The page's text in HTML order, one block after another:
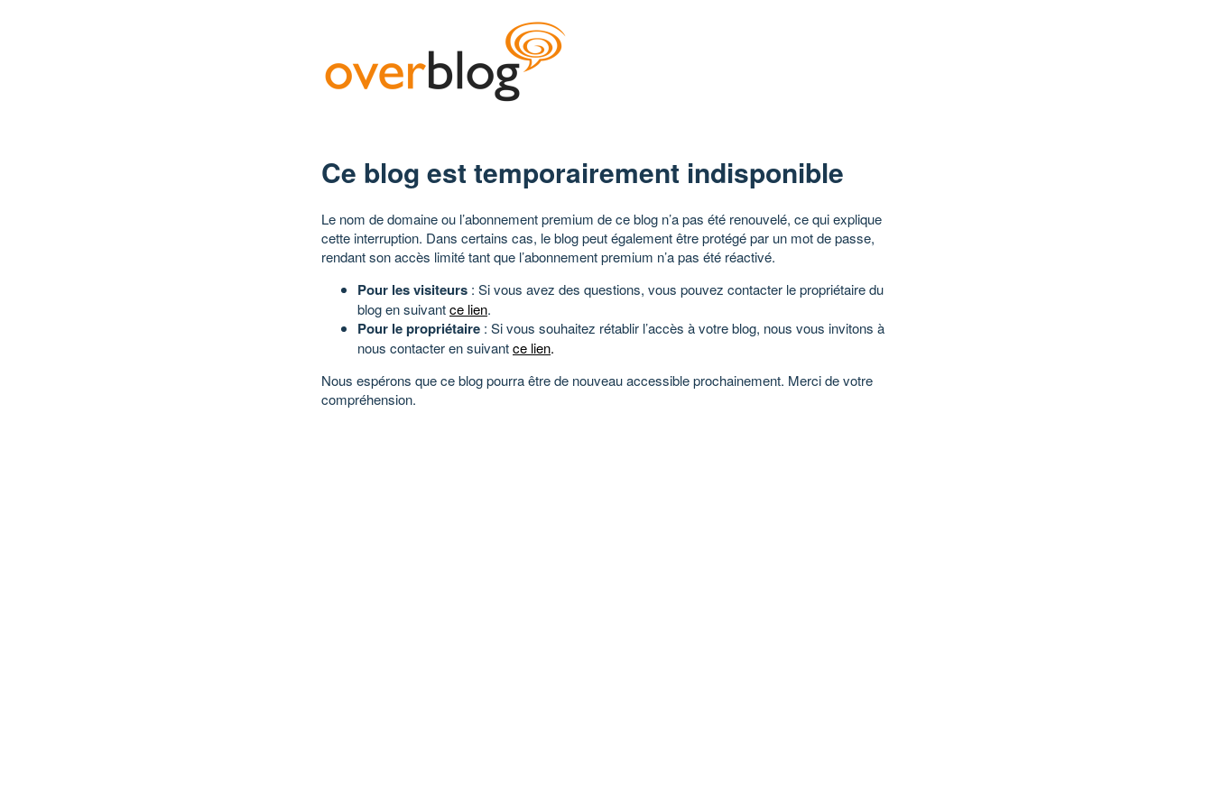
Ce blog est temporairement indisponible
Le nom de domaine ou l’abonnement premium de ce blog n’a pas été renouvelé, ce qui explique
cette interruption. Dans certains cas, le blog peut également être protégé par un mot de passe,
rendant son accès limité tant que l’abonnement premium n’a pas été réactivé.
Pour les visiteurs : Si vous avez des questions, vous pouvez contacter le propriétaire du
blog en suivantce lien.
Pour le propriétaire : Si vous souhaitez rétablir l’accès à votre blog, nous vous invitons à
nous contacter en suivantce lien.
Nous espérons que ce blog pourra être de nouveau accessible prochainement. Merci de votre
compréhension.